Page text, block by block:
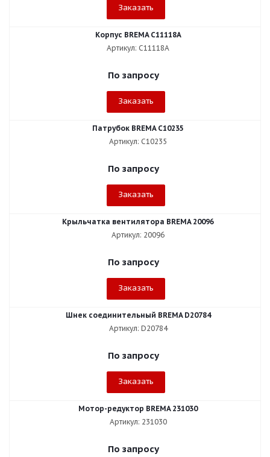
Заказать
Корпус BREMA C11118A
Артикул: C11118A
По запросу
Заказать
Патрубок BREMA C10235
Артикул: C10235
По запросу
Заказать
Крыльчатка вентилятора BREMA 20096
Артикул: 20096
По запросу
Заказать
Шнек соединительный BREMA D20784
Артикул: D20784
По запросу
Заказать
Мотор-редуктор BREMA 231030
Артикул: 231030
По запросу